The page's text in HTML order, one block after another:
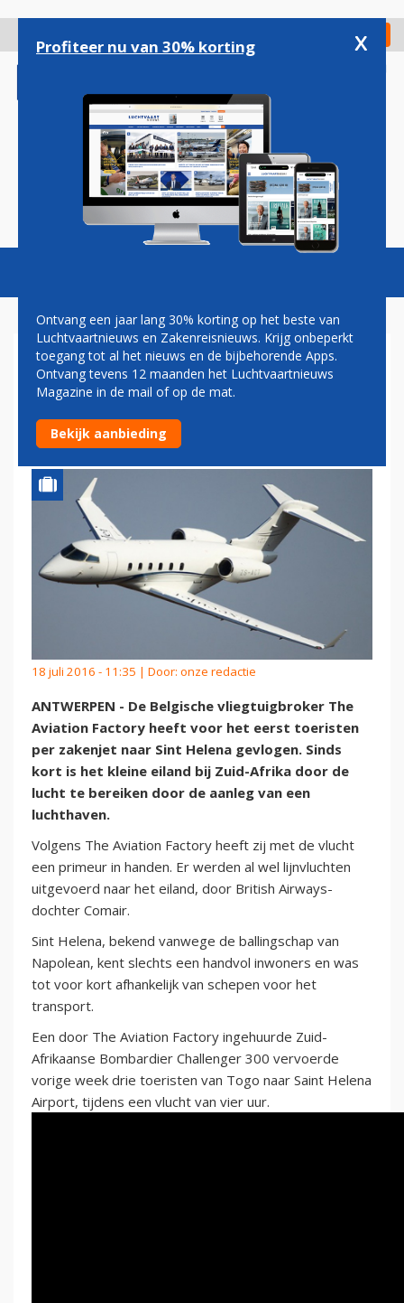
gaan
Check in
Magazine Podcasts Vacatures
THE AVIATION FACTORY
VOOR HET EERST NAAR SINT
HELENA
18 juli 2016 - 11:35 | Door: onze redactie
ANTWERPEN - De Belgische vliegtuigbroker The
Aviation Factory heeft voor het eerst toeristen
per zakenjet naar Sint Helena gevlogen. Sinds
kort is het kleine eiland bij Zuid-Afrika door de
lucht te bereiken door de aanleg van een
luchthaven.
Volgens The Aviation Factory heeft zij met de vlucht
een primeur in handen. Er werden al wel lijnvluchten
uitgevoerd naar het eiland, door British Airways-
dochter Comair.
Sint Helena, bekend vanwege de ballingschap van
Napolean, kent slechts een handvol inwoners en was
tot voor kort afhankelijk van schepen voor het
transport.
Een door The Aviation Factory ingehuurde Zuid-
Afrikaanse Bombardier Challenger 300 vervoerde
vorige week drie toeristen van Togo naar Saint Helena
Airport, tijdens een vlucht van vier uur.
Profiteer nu van 30% korting x
Ontvang een jaar lang 30% korting op het beste van
Luchtvaartnieuws en Zakenreisnieuws. Krijg onbeperkt
toegang tot al het nieuws en de bijbehorende Apps.
Ontvang tevens 12 maanden het Luchtvaartnieuws
Magazine in de mail of op de mat.
Bekijk aanbieding